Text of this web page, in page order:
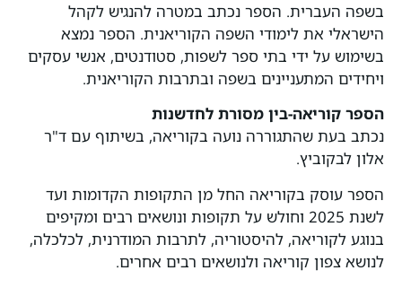
בשפה העברית. הספר נכתב במטרה להנגיש לקהל
הישראלי את לימודי השפה הקוריאנית. הספר נמצא
בשימוש על ידי בתי ספר לשפות, סטודנטים, אנשי עסקים
ויחידים המתעניינים בשפה ובתרבות הקוריאנית.
הספר קוריאה-בין מסורת לחדשנות
נכתב בעת שהתגוררה נועה בקוריאה, בשיתוף עם ד"ר
אלון לבקוביץ.
הספר עוסק בקוריאה החל מן התקופות הקדומות ועד
לשנת 2025 וחולש על תקופות ונושאים רבים ומקיפים
בנוגע לקוריאה, להיסטוריה, לתרבות המודרנית, לכלכלה,
לנושא צפון קוריאה ולנושאים רבים אחרים.